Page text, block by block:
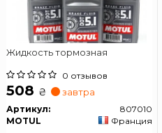
Жидкость тормозная
0 отзывов
508 ₴ завтра
Артикул:
807010
MOTUL
Франция